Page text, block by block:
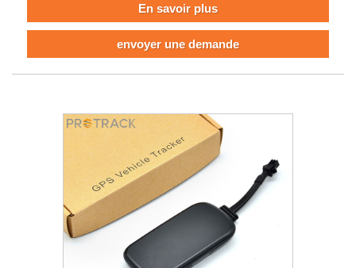
En savoir plus
envoyer une demande